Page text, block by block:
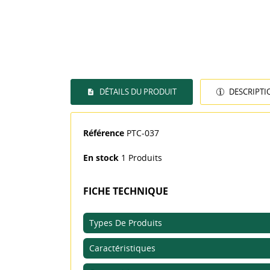
DÉTAILS DU PRODUIT
Référence PTC-037
En stock 1 Produits
FICHE TECHNIQUE
Types De Produits
Caractéristiques